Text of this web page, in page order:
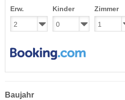
Erw. Kinder Zimmer
Baujahr